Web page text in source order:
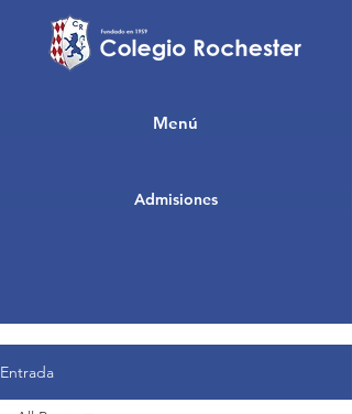
Admisiones
Menú
Entrada